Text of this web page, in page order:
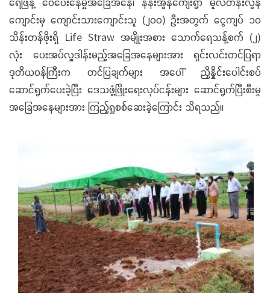
ကျောင်းမှ ကျောင်းသားကျောင်းသူ (၂၀၀) ဦးအတွက် ငွေကျပ် ၁၀
သိန်းတန်ဖိုးရှိ Life Straw အမျိုးအစား သောက်ရေသန့်စက် (၂)
လုံး ပေးအပ်လှူဒါန်းမည့်အခြေအနေများအား ရှင်းလင်းတင်ပြရာ
ဒုတိယဝန်ကြီးက တင်ပြချက်များ အပေါ် ညှိနှိုင်းပေါင်းစပ်
ဆောင်ရွက်ပေးခဲ့ပြီး ဒေသဖွံ့ဖြိုးရေးလုပ်ငန်းများ ဆောင်ရွက်ပြီးစီးမှု
အခြေအနေများအား ကြည့်ရှုစစ်ဆေးခဲ့ကြောင်း သိရသည်။